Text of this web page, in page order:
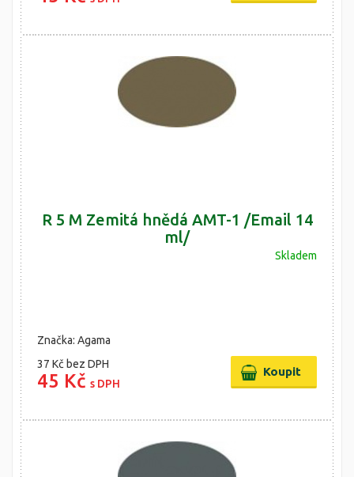
R 5 M Zemitá hnědá AMT-1 /Email 14
ml/
Skladem
Značka: Agama
37 Kč bez DPH
45 Kč s DPH